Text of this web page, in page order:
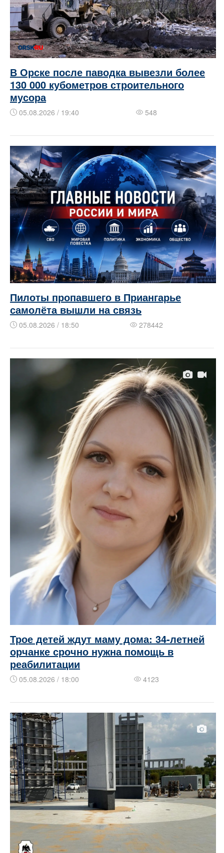
В Орске после паводка вывезли более
130 000 кубометров строительного
мусора
05.08.2026 / 19:40 548
Пилоты пропавшего в Приангарье
самолёта вышли на связь
05.08.2026 / 18:50 278442
Трое детей ждут маму дома: 34-летней
орчанке срочно нужна помощь в
реабилитации
05.08.2026 / 18:00 4123